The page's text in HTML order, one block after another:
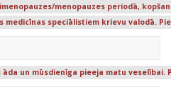
menopauzes periodā,
medicīnas speciālistiem krievu valodā.
un mūsdienīga pieeja matu veselībai.